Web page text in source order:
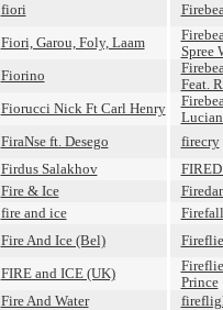
fiori
Fiori, Garou, Foly, Laam
Spree
Fiorino
Feat.
Fiorucci Nick Ft Carl Henry
FiraNse ft. Desego
firecry
Firdus Salakhov
Fire & Ice
fire and ice
Firefall
Fire And Ice (Bel)
FIRE and ICE (UK)
Prince
Fire And Water